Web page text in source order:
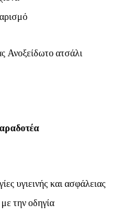
Ανοξείδωτο ατσάλι
υγιεινής και ασφάλειας
την οδηγία